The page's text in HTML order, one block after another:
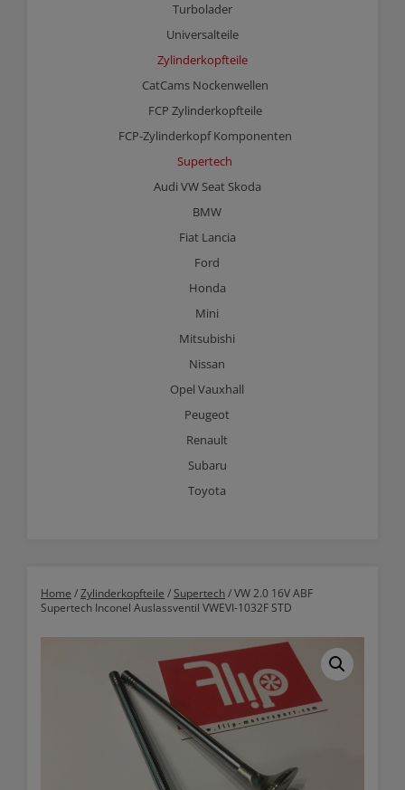
Turbolader
Universalteile
Zylinderkopfteile
CatCams Nockenwellen
FCP Zylinderkopfteile
FCP-Zylinderkopf Komponenten
Supertech
Audi VW Seat Skoda
BMW
Fiat Lancia
Ford
Honda
Mini
Mitsubishi
Nissan
Opel Vauxhall
Peugeot
Renault
Subaru
Toyota
Home /Zylinderkopfteile /Supertech/ VW 2.0 16V ABF
Supertech Inconel Auslassventil VWEVI-1032F STD